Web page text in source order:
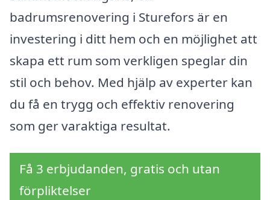
badrumsrenovering i Sturefors är en
investering i ditt hem och en möjlighet att
skapa ett rum som verkligen speglar din
stil och behov. Med hjälp av experter kan
du få en trygg och effektiv renovering
som ger varaktiga resultat.
Få 3 erbjudanden, gratis och utan
förpliktelser